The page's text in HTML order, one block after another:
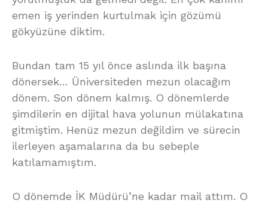
emen iş yerinden kurtulmak için gözümü
gökyüzüne diktim.
Bundan tam 15 yıl önce aslında ilk başına
dönersek… Üniversiteden mezun olacağım
dönem. Son dönem kalmış. O dönemlerde
şimdilerin en dijital hava yolunun mülakatına
gitmiştim. Henüz mezun değildim ve sürecin
ilerleyen aşamalarına da bu sebeple
katılamamıştım.
O dönemde İK Müdürü’ne kadar mail attım. O